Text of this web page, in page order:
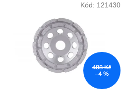
488 Kč
–4 %
Kód: 121430